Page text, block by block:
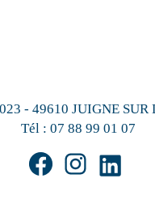
- 49610 JUIGNE SUR
Tél : 07 88 99 01 07